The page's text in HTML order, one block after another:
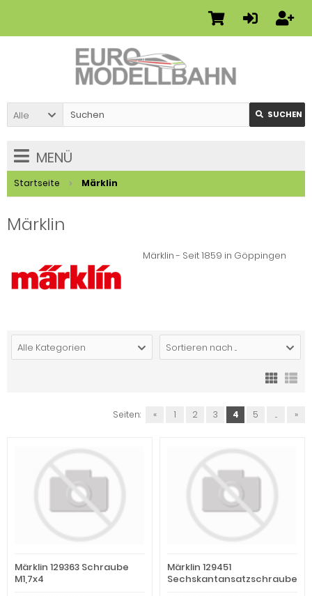
Alle SUCHEN
MENÜ
Startseite Märklin
Märklin
Märklin - Seit 1859 in Göppingen
Alle Kategorien Sortieren nach ...
Seiten: « 1 2 3 4 5 ... »
Märklin 129363 Schraube
M1,7x4
Märklin 129451
Sechskantansatzschraube